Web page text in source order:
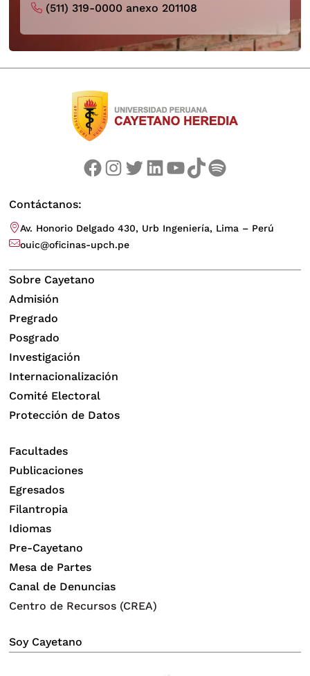
(511) 319-0000 anexo 201108
Facebook Instagram Twitter LinkedIn YouTube TikTok Spotify
Contáctanos:
Av. Honorio Delgado 430, Urb Ingeniería, Lima – Perú
ouic@oficinas-upch.pe
Sobre Cayetano
Admisión
Pregrado
Posgrado
Investigación
Internacionalización
Comité Electoral
Protección de Datos
Facultades
Publicaciones
Egresados
Filantropia
Idiomas
Pre-Cayetano
Mesa de Partes
Canal de Denuncias
Centro de Recursos (CREA)
Soy Cayetano